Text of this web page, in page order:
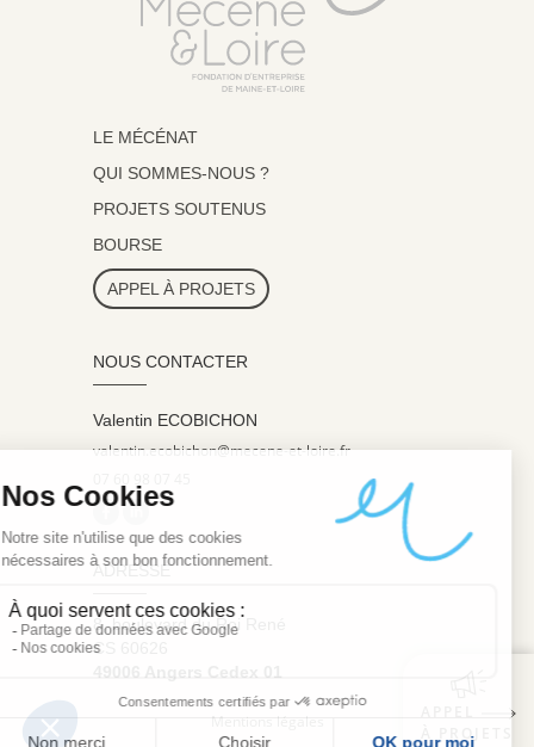
À PROJETS
LE MÉCÉNAT
QUI SOMMES-NOUS ?
PROJETS SOUTENUS
BOURSE
APPEL À PROJETS
NOUS CONTACTER
Valentin ECOBICHON
valentin.ecobichon@mecene-et-loire.fr
ADRESSE
8, boulevard du Roi René
CS 60626
49006 Angers Cedex 01
Mentions légales